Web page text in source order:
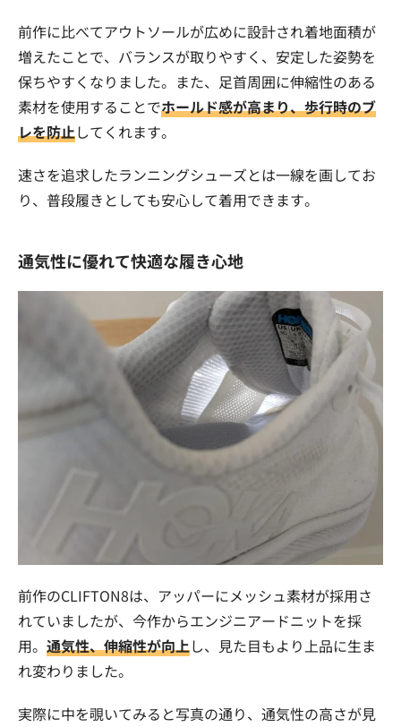
前作に比べてアウトソールが広めに設計され着地面積が
増えたことで、バランスが取りやすく、安定した姿勢を
保ちやすくなりました。また、足首周囲に伸縮性のある
素材を使用することでホールド感が高まり、歩行時のブ
レを防止してくれます。
速さを追求したランニングシューズとは一線を画してお
り、普段履きとしても安心して着用できます。
通気性に優れて快適な履き心地
前作のCLIFTON8は、アッパーにメッシュ素材が採用さ
れていましたが、今作からエンジニアードニットを採
用。 通気性、伸縮性が向上し、見た目もより上品に生ま
れ変わりました。
実際に中を覗いてみると写真の通り、通気性の高さが見